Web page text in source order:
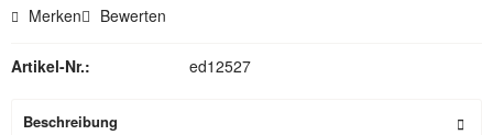
Merken Bewerten
Artikel-Nr.: ed12527
Beschreibung